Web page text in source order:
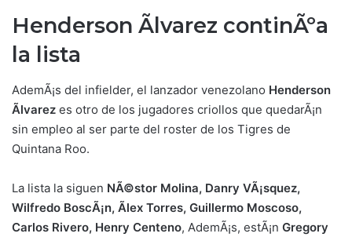
Henderson Ãlvarez continÃºa
la lista
AdemÃ¡s del infielder, el lanzador venezolano Henderson
Ãlvarez es otro de los jugadores criollos que quedarÃ¡n
sin empleo al ser parte del roster de los Tigres de
Quintana Roo.
La lista la siguen NÃ©stor Molina, Danry VÃ¡squez,
Wilfredo BoscÃ¡n, Ãlex Torres, Guillermo Moscoso,
Carlos Rivero, Henry Centeno, AdemÃ¡s, estÃ¡n Gregory